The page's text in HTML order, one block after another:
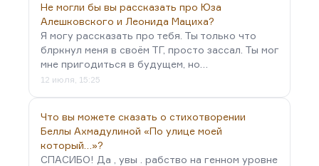
Не могли бы вы рассказать про Юза
Алешковского и Леонида Мациха?
Я могу рассказать про тебя. Ты только что
блркнул меня в своём ТГ, просто зассал. Ты мог
мне пригодиться в будущем, но…
12 июля, 15:25
Что вы можете сказать о стихотворении
Беллы Ахмадулиной «По улице моей
который…»?
СПАСИБО! Да , увы . рабство на генном уровне